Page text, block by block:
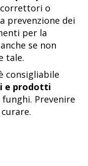
o
prevenzione dei
per la
se non
tale.
consigliabile
e prodotti
Prevenire